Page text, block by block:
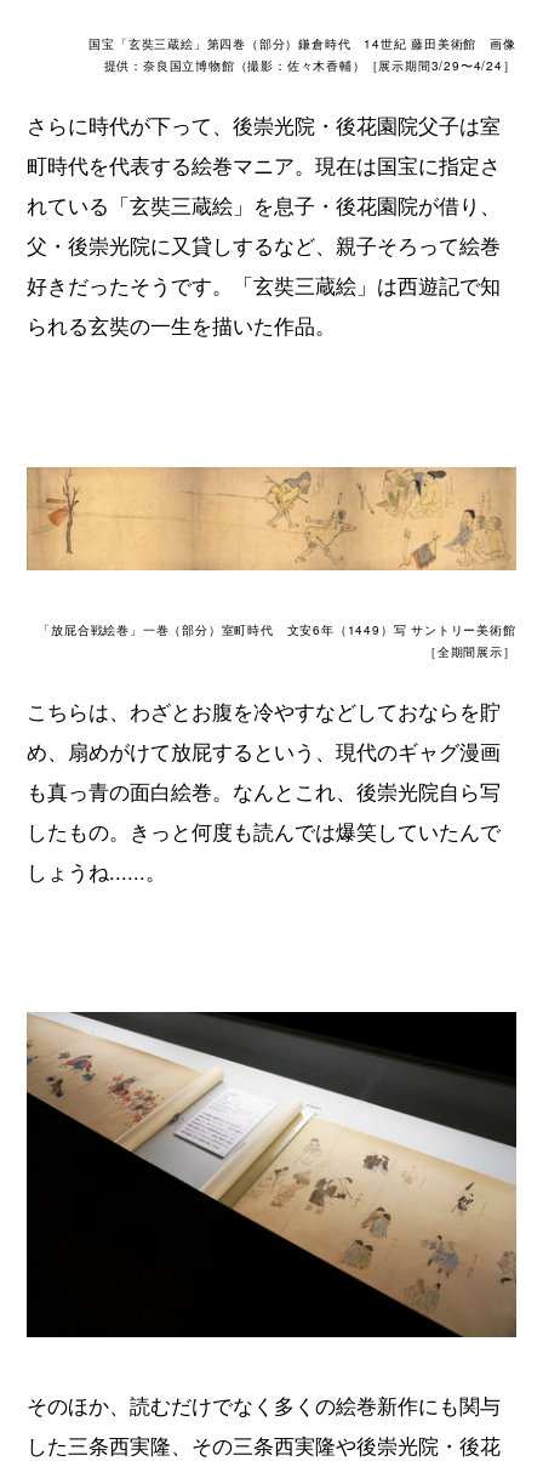
国宝「玄奘三蔵絵」第四巻（部分）鎌倉時代 14世紀 藤田美術館 画像
提供：奈良国立博物館（撮影：佐々木香輔）［展示期間3/29〜4/24］
さらに時代が下って、後崇光院・後花園院父子は室
町時代を代表する絵巻マニア。現在は国宝に指定さ
れている「玄奘三蔵絵」を息子・後花園院が借り、
父・後崇光院に又貸しするなど、親子そろって絵巻
好きだったそうです。「玄奘三蔵絵」は西遊記で知
られる玄奘の一生を描いた作品。
「放屁合戦絵巻」一巻（部分）室町時代 文安6年（1449）写 サントリー美術館
［全期間展示］
こちらは、わざとお腹を冷やすなどしておならを貯
め、扇めがけて放屁するという、現代のギャグ漫画
も真っ青の面白絵巻。なんとこれ、後崇光院自ら写
したもの。きっと何度も読んでは爆笑していたんで
しょうね......。
そのほか、読むだけでなく多くの絵巻新作にも関与
した三条西実隆、その三条西実隆や後崇光院・後花